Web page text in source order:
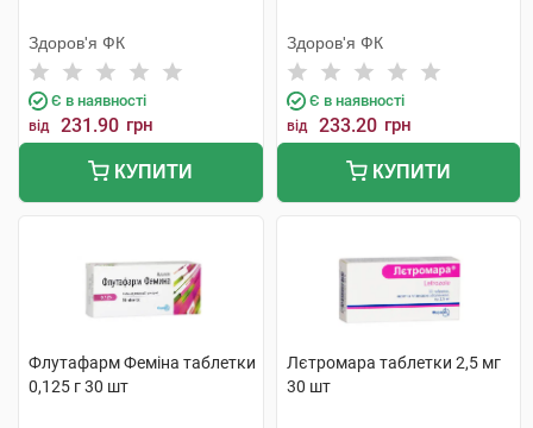
Здоров'я ФК
Є в наявності
від 231.90 грн
КУПИТИ
Здоров'я ФК
Є в наявності
від 233.20 грн
КУПИТИ
Флутафарм Феміна таблетки
0,125 г 30 шт
Лєтромара таблетки 2,5 мг
30 шт